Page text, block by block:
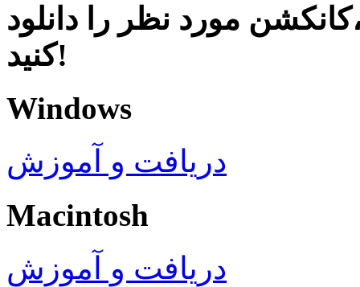
مورد نظر را دانلود
کنید!
Windows
دریافت و آموزش
Macintosh
دریافت و آموزش